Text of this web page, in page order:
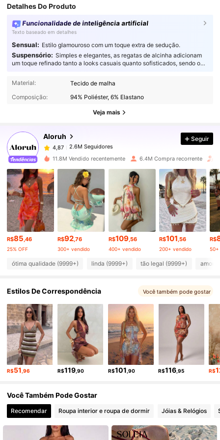
Detalhes Do Produto
Funcionalidade de inteligência artificial
Texto baseado em detalhes
Sensual: Estilo glamouroso com um toque extra de sedução.
Suspensório: Simples e elegantes, as regatas de alcinha adicionam
um toque refinado tanto a looks casuais quanto sofisticados, sendo o
Material:
Tecido de malha
Composição:
94% Poliéster, 6% Elastano
Veja mais
Aloruh
2.6M Seguidores
4,87
2.6M Seguidores
s***8
pago1 dia atrás
4,87 2.6M Seguidores
4,87 2.6M Seguidores
4,87 2.6M Seguidores
4,87 2.6M Seguidores
4,87 2.6M Seguidores
2.6M Seguidores
4,87 2.6M Seguidores
Seguir
11.8M Vendido recentemente 6.4M Compra recorrente
R$85,46
25% OFF
R$92,76
300+ vendido
R$109,56
400+ vendido
R$101,56
200+ vendido
R$
50+
ótima qualidade (9999+) linda (9999+) tão legal (9999+) amor
Estilos De Correspondência Você também pode gostar
R$51 ,96 R$119 ,90 R$101 ,90 R$116 ,95 R$
Você Também Pode Gostar
Recomendar Roupa interior e roupa de dormir Jóias & Relógios